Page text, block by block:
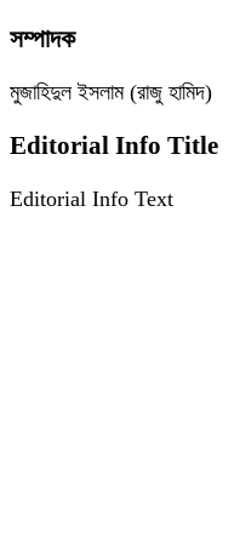
সম্পাদক
মুজাহিদুল ইসলাম (রাজু হামিদ)
Editorial Info Title
Editorial Info Text